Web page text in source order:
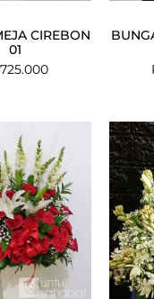
CIREBON
01
725.000
Original
price
was:
Rp1.499.000.
price
is:
Rp1.249.000.